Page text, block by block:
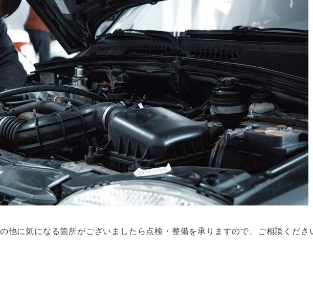
に気になる箇所がございましたら点検・整備を承りますので、ご相談くださ